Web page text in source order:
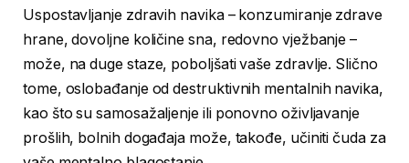
Uspostavljanje zdravih navika – konzumiranje zdrave
hrane, dovoljne količine sna, redovno vježbanje –
može, na duge staze, poboljšati vaše zdravlje. Slično
tome, oslobađanje od destruktivnih mentalnih navika,
kao što su samosažaljenje ili ponovno oživljavanje
prošlih, bolnih događaja može, takođe, učiniti čuda za